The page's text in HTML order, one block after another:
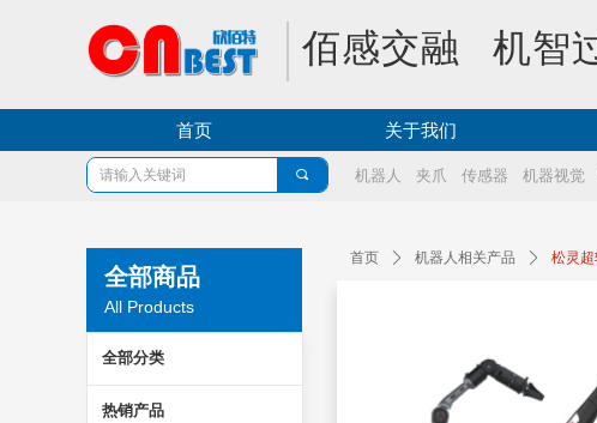
佰感交融 机智
首页 关于我们
机器人 夹爪 传感器 机器视觉
끠
首页 ꄲ 机器人相关产品 ꄲ 松灵
全部商品
All Products
全部分类
热销产品